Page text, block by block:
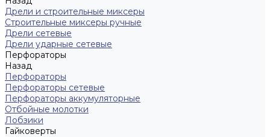
Дрели и строительные миксеры
Строительные миксеры ручные
Дрели сетевые
Дрели ударные сетевые
Перфораторы
Назад
Перфораторы
Перфораторы сетевые
Перфораторы аккумуляторные
Отбойные молотки
Лобзики
Гайковерты